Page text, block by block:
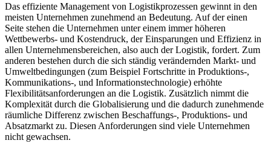
Das effiziente Management von Logistikprozessen gewinnt in den
meisten Unternehmen zunehmend an Bedeutung. Auf der einen
Seite stehen die Unternehmen unter einem immer höheren
Wettbewerbs- und Kostendruck, der Einsparungen und Effizienz in
allen Unternehmensbereichen, also auch der Logistik, fordert. Zum
anderen bestehen durch die sich ständig verändernden Markt- und
Umweltbedingungen (zum Beispiel Fortschritte in Produktions-,
Kommunikations-, und Informationstechnologie) erhöhte
Flexibilitätsanforderungen an die Logistik. Zusätzlich nimmt die
Komplexität durch die Globalisierung und die dadurch zunehmende
räumliche Differenz zwischen Beschaffungs-, Produktions- und
Absatzmarkt zu. Diesen Anforderungen sind viele Unternehmen
nicht gewachsen.